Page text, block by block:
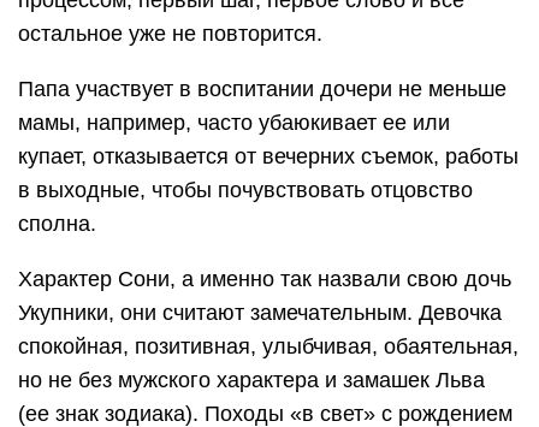
остальное уже не повторится.
Папа участвует в воспитании дочери не меньше
мамы, например, часто убаюкивает ее или
купает, отказывается от вечерних съемок, работы
в выходные, чтобы почувствовать отцовство
сполна.
Характер Сони, а именно так назвали свою дочь
Укупники, они считают замечательным. Девочка
спокойная, позитивная, улыбчивая, обаятельная,
но не без мужского характера и замашек Льва
(ее знак зодиака). Походы «в свет» с рождением